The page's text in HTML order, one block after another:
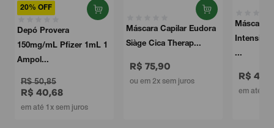
Máscara Capilar Eudora
Siàge Cica Therap...
R$ 75,90
ou em 2x sem juros
Máscara Capilar
Intensiva Pantene Pro-V
R$ 45,99